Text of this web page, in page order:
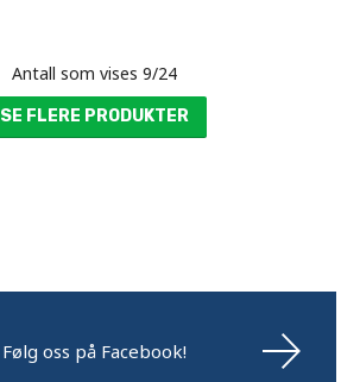
Antall som vises 9/24
SE FLERE PRODUKTER
Følg oss på Facebook!